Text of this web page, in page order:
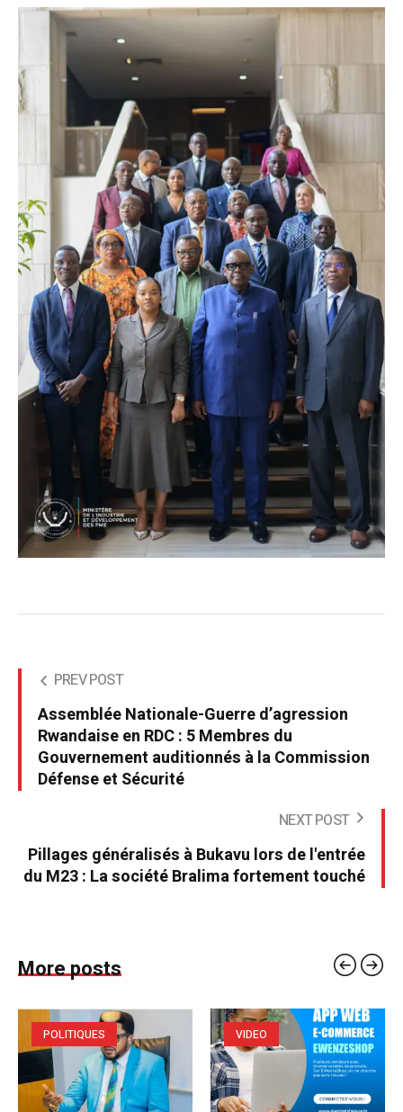
PREV POST
Assemblée Nationale-Guerre d’agression
Rwandaise en RDC : 5 Membres du
Gouvernement auditionnés à la Commission
Défense et Sécurité
NEXT POST
Pillages généralisés à Bukavu lors de l'entrée
du M23 : La société Bralima fortement touché
More posts
POLITIQUES VIDEO